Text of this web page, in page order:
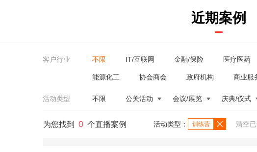
近期案例
客户行业 不限 IT/互联网 金融/保险 医疗医药
能源化工 协会商会 政府机构 商业服
活动类型 不限 公关活动 会议/展览 庆典/仪式
为您找到 0 个直播案例 活动类型： 训练营 清空